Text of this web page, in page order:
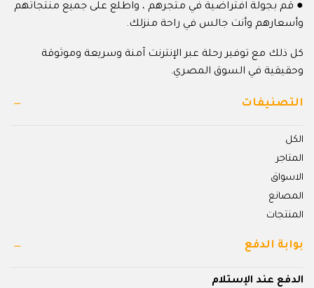
● قم بجولة افتراضية في متجرهم ، واطلع على جميع منتجاتهم
وأسعارهم وأنت جالس في راحة منزلك.
كل ذلك مع توفير رحلة عبر الإنترنت آمنة وسريعة وموثوقة
وحقيقية في السوق المصري.
التصنيفات
الكل
المتاجر
الاسواق
المصانع
المنتجات
بوابة الدفع
الدفع عند الإستلام